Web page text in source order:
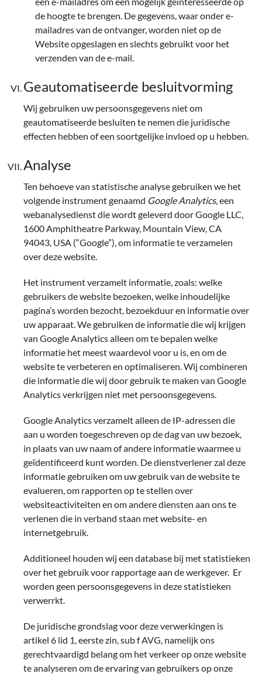
de hoogte te brengen. De gegevens, waar onder e-
mailadres van de ontvanger, worden niet op de
Website opgeslagen en slechts gebruikt voor het
verzenden van de e-mail.
Geautomatiseerde besluitvorming
Wij gebruiken uw persoonsgegevens niet om
geautomatiseerde besluiten te nemen die juridische
effecten hebben of een soortgelijke invloed op u hebben.
Analyse
Ten behoeve van statistische analyse gebruiken we het
volgende instrument genaamd Google Analytics, een
webanalysedienst die wordt geleverd door Google LLC,
1600 Amphitheatre Parkway, Mountain View, CA
94043, USA (“Google”), om informatie te verzamelen
over deze website.
Het instrument verzamelt informatie, zoals: welke
gebruikers de website bezoeken, welke inhoudelijke
pagina’s worden bezocht, bezoekduur en informatie over
uw apparaat. We gebruiken de informatie die wij krijgen
van Google Analytics alleen om te bepalen welke
informatie het meest waardevol voor u is, en om de
website te verbeteren en optimaliseren. Wij combineren
die informatie die wij door gebruik te maken van Google
Analytics verkrijgen niet met persoonsgegevens.
Google Analytics verzamelt alleen de IP-adressen die
aan u worden toegeschreven op de dag van uw bezoek,
in plaats van uw naam of andere informatie waarmee u
geïdentificeerd kunt worden. De dienstverlener zal deze
informatie gebruiken om uw gebruik van de website te
evalueren, om rapporten op te stellen over
websiteactiviteiten en om andere diensten aan ons te
verlenen die in verband staan met website- en
internetgebruik.
Additioneel houden wij een database bij met statistieken
over het gebruik voor rapportage aan de werkgever. Er
worden geen persoonsgegevens in deze statistieken
verwerrkt.
De juridische grondslag voor deze verwerkingen is
artikel 6 lid 1, eerste zin, sub f AVG, namelijk ons
gerechtvaardigd belang om het verkeer op onze website
te analyseren om de ervaring van gebruikers op onze